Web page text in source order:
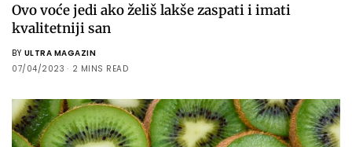
Ovo voće jedi ako želiš lakše zaspati i imati
kvalitetniji san
BY ULTRA MAGAZIN
07/04/2023
2 MINS READ